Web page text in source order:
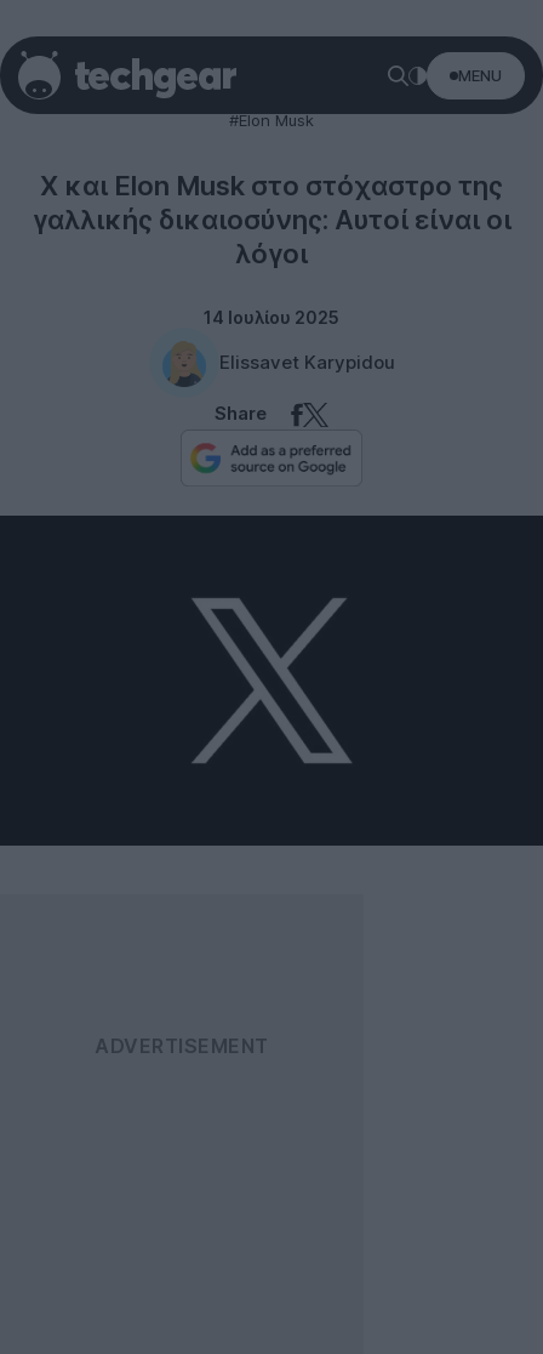
MENU
#Elon Musk
X και Elon Musk στο στόχαστρο της
γαλλικής δικαιοσύνης: Αυτοί είναι οι
λόγοι
14 Ιουλίου 2025
Elissavet Karypidou
Share